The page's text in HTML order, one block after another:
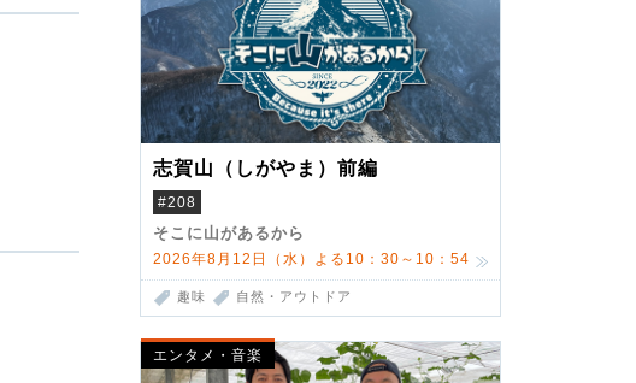
志賀山（しがやま）前編
#208
そこに山があるから
2026年8月12日（水）よる10：30～10：54
趣味 自然・アウトドア
エンタメ・音楽